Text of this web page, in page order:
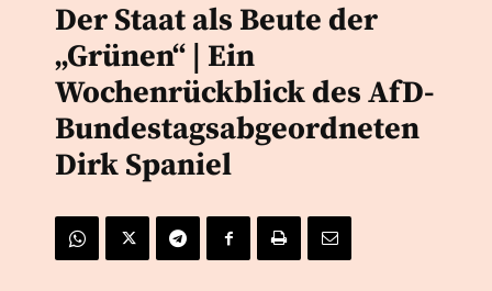
Der Staat als Beute der
„Grünen“ | Ein
Wochenrückblick des AfD-
Bundestagsabgeordneten
Dirk Spaniel